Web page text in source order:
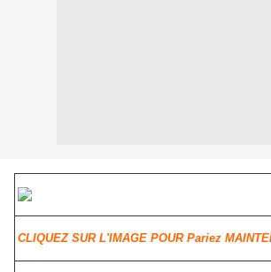
CLIQUEZ SUR L'IMAGE POUR Pariez